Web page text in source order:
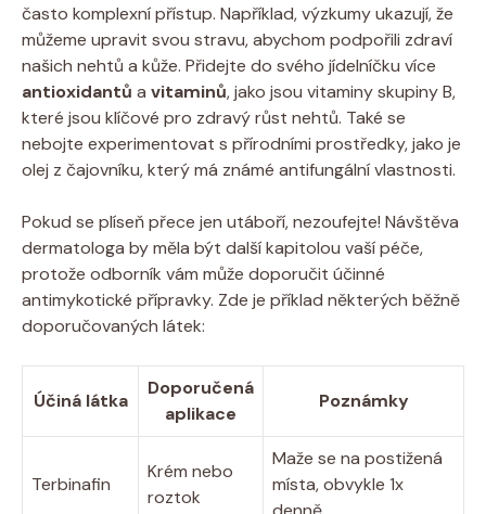
často komplexní přístup. Například, výzkumy ukazují, že
můžeme upravit svou stravu, abychom podpořili zdraví
našich nehtů a kůže. Přidejte do svého jídelníčku více
antioxidantů a vitaminů, jako jsou vitaminy skupiny B,
které jsou klíčové pro zdravý růst nehtů. Také se
nebojte experimentovat s přírodními prostředky, jako je
olej z čajovníku, který má známé antifungální vlastnosti.
Pokud se plíseň přece jen utáboří, nezoufejte! Návštěva
dermatologa by měla být další kapitolou vaší péče,
protože odborník vám může doporučit účinné
antimykotické přípravky. Zde je příklad některých běžně
doporučovaných látek:
Účiná látka
Doporučená
aplikace
Poznámky
Terbinafin
Krém nebo
roztok
Maže se na postižená
místa, obvykle 1x